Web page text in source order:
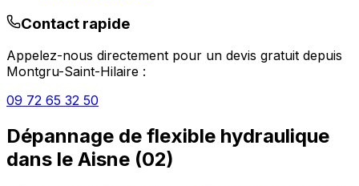
Contact rapide
Appelez-nous directement pour un devis gratuit depuis
Montgru-Saint-Hilaire :
09 72 65 32 50
Dépannage de flexible hydraulique
dans le Aisne (02)